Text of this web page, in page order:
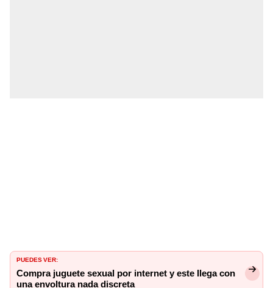
PUEDES VER:
Compra juguete sexual por internet y este llega con
una envoltura nada discreta